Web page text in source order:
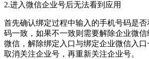
2.进入微信企业号后无法看到应用
首先确认绑定过程中输入的手机号码是
码一致，如果不一致则需要解除企业微
微信，解除绑定入口与绑定企业微信入
取消关注企业号，再重新关注企业号。